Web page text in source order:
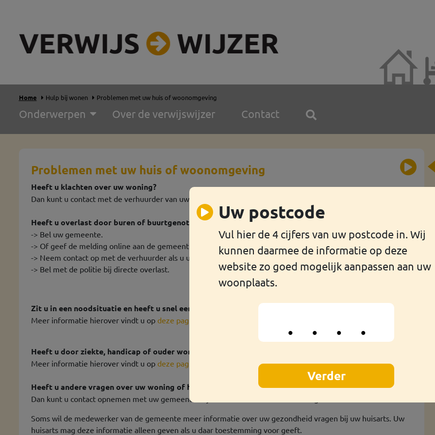
Home Hulp bij wonen Problemen met uw huis of woonomgeving
Onderwerpen Over de verwijswijzer Contact
Problemen met uw huis of woonomgeving
Heeft u klachten over uw woning?
Dan kunt u contact met de verhuurder van uw woning opnemen.
Heeft u overlast door buren of buurtgenoten?
-> Bel uw gemeente.
-> Of geef de melding online aan de gemeente door.
-> Neem contact op met de verhuurder als u uw woning huurt.
-> Bel met de politie bij directe overlast.
Zit u in een noodsituatie en heeft u snel een andere woning nodig?
Meer informatie hierover vindt u op deze pagina.
Heeft u door ziekte, handicap of ouder worden aanpassingen in uw huis nodig?
Meer informatie hierover vindt u op deze pagina
Heeft u andere vragen over uw woning of huur?
Dan kunt u contact opnemen met uw gemeente.
Soms wil de medewerker van de gemeente meer informatie over uw gezondheid vragen bij uw huisarts. Uw
huisarts mag deze informatie alleen geven als u daar toestemming voor geeft.
Uw postcode
Vul hier de 4 cijfers van uw postcode in. Wij
kunnen daarmee de informatie op deze
website zo goed mogelijk aanpassen aan uw
woonplaats.